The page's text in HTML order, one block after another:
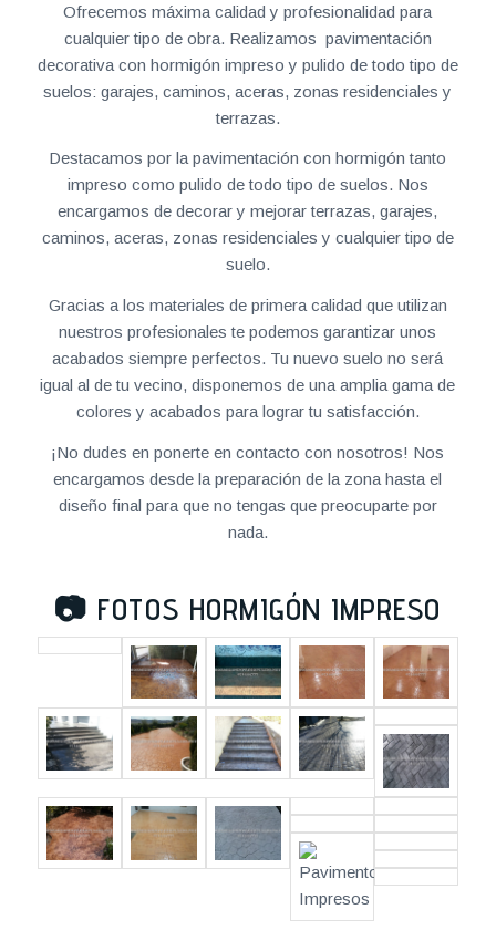
Ofrecemos máxima calidad y profesionalidad para
cualquier tipo de obra. Realizamos pavimentación
decorativa con hormigón impreso y pulido de todo tipo de
suelos: garajes, caminos, aceras, zonas residenciales y
terrazas.
Destacamos por la pavimentación con hormigón tanto
impreso como pulido de todo tipo de suelos. Nos
encargamos de decorar y mejorar terrazas, garajes,
caminos, aceras, zonas residenciales y cualquier tipo de
suelo.
Gracias a los materiales de primera calidad que utilizan
nuestros profesionales te podemos garantizar unos
acabados siempre perfectos. Tu nuevo suelo no será
igual al de tu vecino, disponemos de una amplia gama de
colores y acabados para lograr tu satisfacción.
¡No dudes en ponerte en contacto con nosotros! Nos
encargamos desde la preparación de la zona hasta el
diseño final para que no tengas que preocuparte por
nada.
📷 FOTOS HORMIGÓN IMPRESO